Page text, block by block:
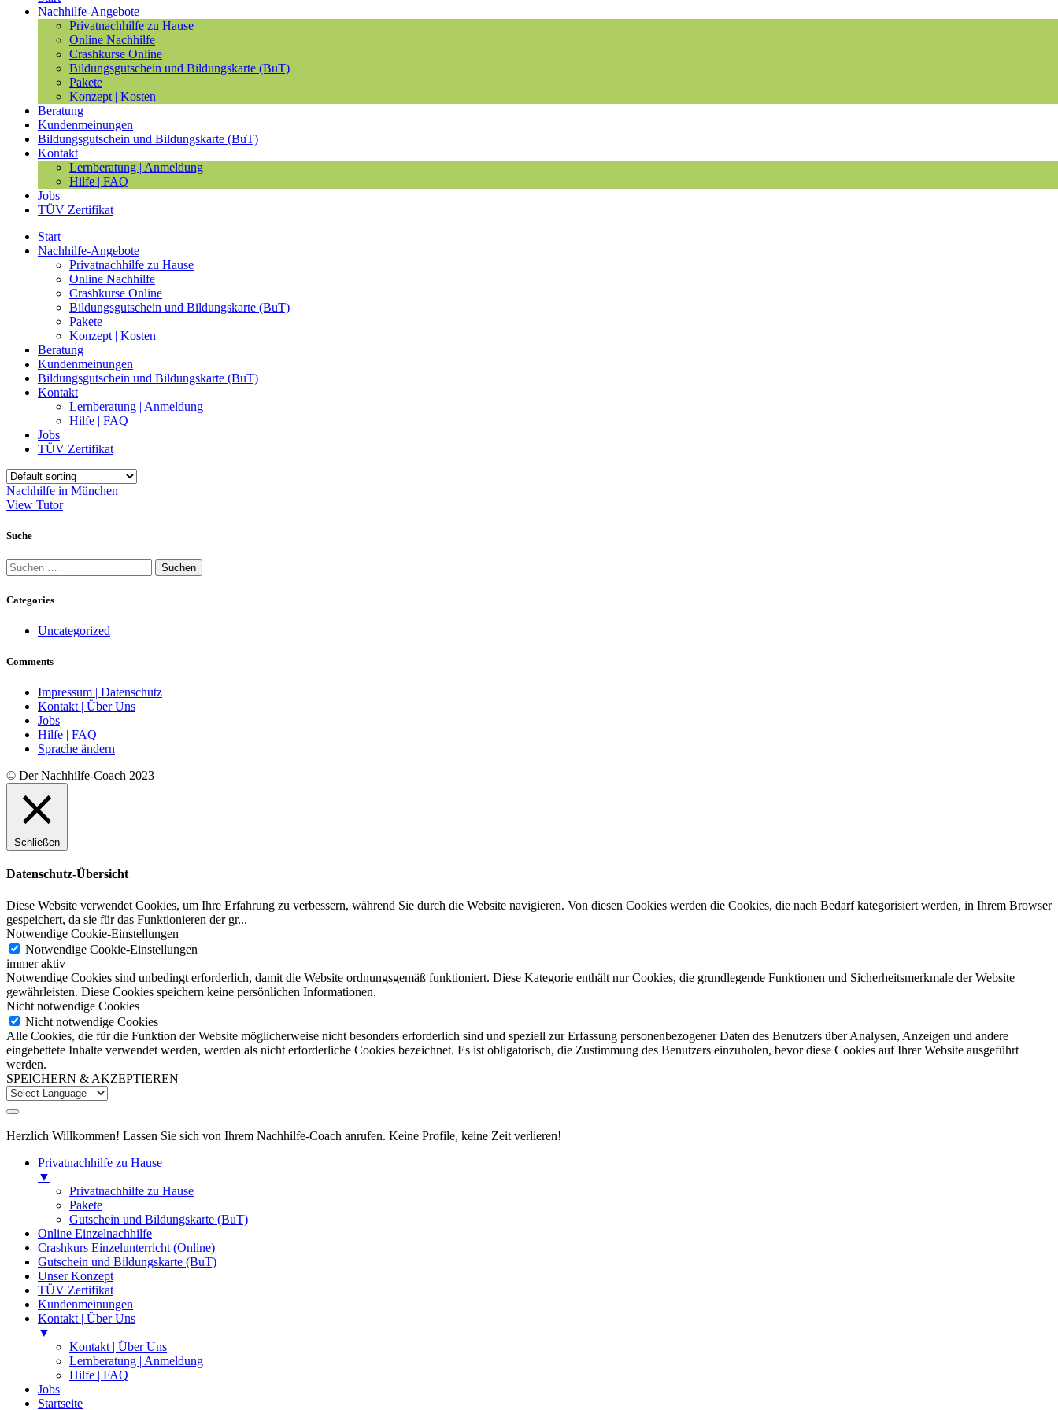
Nachhilfe-Angebote
Privatnachhilfe zu Hause
Online Nachhilfe
Crashkurse Online
Bildungsgutschein und Bildungskarte (BuT)
Pakete
Konzept | Kosten
Beratung
Kundenmeinungen
Bildungsgutschein und Bildungskarte (BuT)
Kontakt
Lernberatung | Anmeldung
Hilfe | FAQ
Jobs
TÜV Zertifikat
Start
Nachhilfe-Angebote
Privatnachhilfe zu Hause
Online Nachhilfe
Crashkurse Online
Bildungsgutschein und Bildungskarte (BuT)
Pakete
Konzept | Kosten
Beratung
Kundenmeinungen
Bildungsgutschein und Bildungskarte (BuT)
Kontakt
Lernberatung | Anmeldung
Hilfe | FAQ
Jobs
TÜV Zertifikat
Nachhilfe in München
View Tutor
Suche
Suchen
nach:
Categories
Uncategorized
Comments
Impressum | Datenschutz
Kontakt | Über Uns
Jobs
Hilfe | FAQ
Sprache ändern
© Der Nachhilfe-Coach 2023
Schließen
Datenschutz-Übersicht
Diese Website verwendet Cookies, um Ihre Erfahrung zu verbessern, während Sie durch die Website navigieren. Von diesen Cookies werden die Cookies, die nach Bedarf kategorisiert werden, in Ihrem Browser
gespeichert, da sie für das Funktionieren der gr...
Notwendige Cookie-Einstellungen
Notwendige Cookie-Einstellungen
immer aktiv
Notwendige Cookies sind unbedingt erforderlich, damit die Website ordnungsgemäß funktioniert. Diese Kategorie enthält nur Cookies, die grundlegende Funktionen und Sicherheitsmerkmale der Website
gewährleisten. Diese Cookies speichern keine persönlichen Informationen.
Nicht notwendige Cookies
Nicht notwendige Cookies
Alle Cookies, die für die Funktion der Website möglicherweise nicht besonders erforderlich sind und speziell zur Erfassung personenbezogener Daten des Benutzers über Analysen, Anzeigen und andere
eingebettete Inhalte verwendet werden, werden als nicht erforderliche Cookies bezeichnet. Es ist obligatorisch, die Zustimmung des Benutzers einzuholen, bevor diese Cookies auf Ihrer Website ausgeführt
werden.
SPEICHERN & AKZEPTIEREN
Herzlich Willkommen! Lassen Sie sich von Ihrem Nachhilfe-Coach anrufen. Keine Profile, keine Zeit verlieren!
Privatnachhilfe zu Hause
▼
Privatnachhilfe zu Hause
Pakete
Gutschein und Bildungskarte (BuT)
Online Einzelnachhilfe
Crashkurs Einzelunterricht (Online)
Gutschein und Bildungskarte (BuT)
Unser Konzept
TÜV Zertifikat
Kundenmeinungen
Kontakt | Über Uns
▼
Kontakt | Über Uns
Lernberatung | Anmeldung
Hilfe | FAQ
Jobs
Startseite